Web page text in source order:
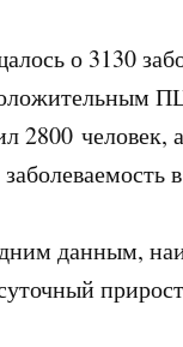
о 3130
2800
данным,